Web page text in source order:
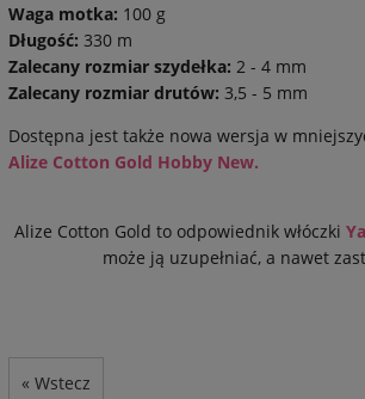
Waga motka: 100 g
Długość: 330 m
Zalecany rozmiar szydełka: 2 - 4 mm
Zalecany rozmiar drutów: 3,5 - 5 mm
Dostępna jest także nowa wersja w
Alize Cotton Gold Hobby New.
Alize Cotton Gold to odpowiednik włóczki
może ją uzupełniać, a nawet
« Wstecz